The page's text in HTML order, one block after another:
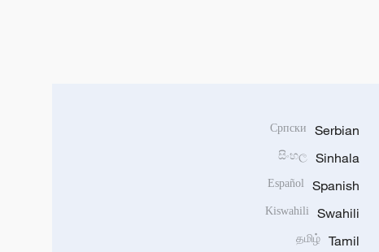
Serbian
Српски
Sinhala
සිංහල
Spanish
Español
Swahili
Kiswahili
Tamil
தமிழ்